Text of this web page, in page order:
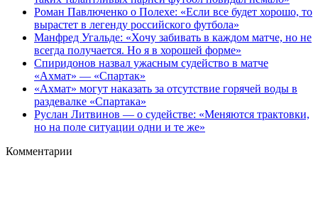
Роман Павлюченко о Полехе: «Если все будет хорошо, то
вырастет в легенду российского футбола»
Манфред Угальде: «Хочу забивать в каждом матче, но не
всегда получается. Но я в хорошей форме»
Спиридонов назвал ужасным судейство в матче
«Ахмат» — «Спартак»
«Ахмат» могут наказать за отсутствие горячей воды в
раздевалке «Спартака»
Руслан Литвинов — о судействе: «Меняются трактовки,
но на поле ситуации одни и те же»
Комментарии